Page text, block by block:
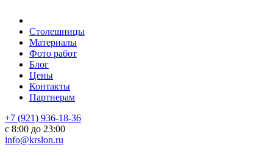
Столешницы
Материалы
Фото работ
Блог
Цены
Контакты
Партнерам
+7 (921) 936-18-36
с 8:00 до 23:00
info@krslon.ru